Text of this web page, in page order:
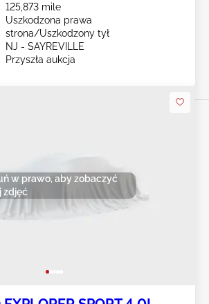
125,873 mile
Uszkodzona prawa
strona/Uszkodzony tył
NJ - SAYREVILLE
Przyszła aukcja
w prawo, aby zobaczyć
zdjęć